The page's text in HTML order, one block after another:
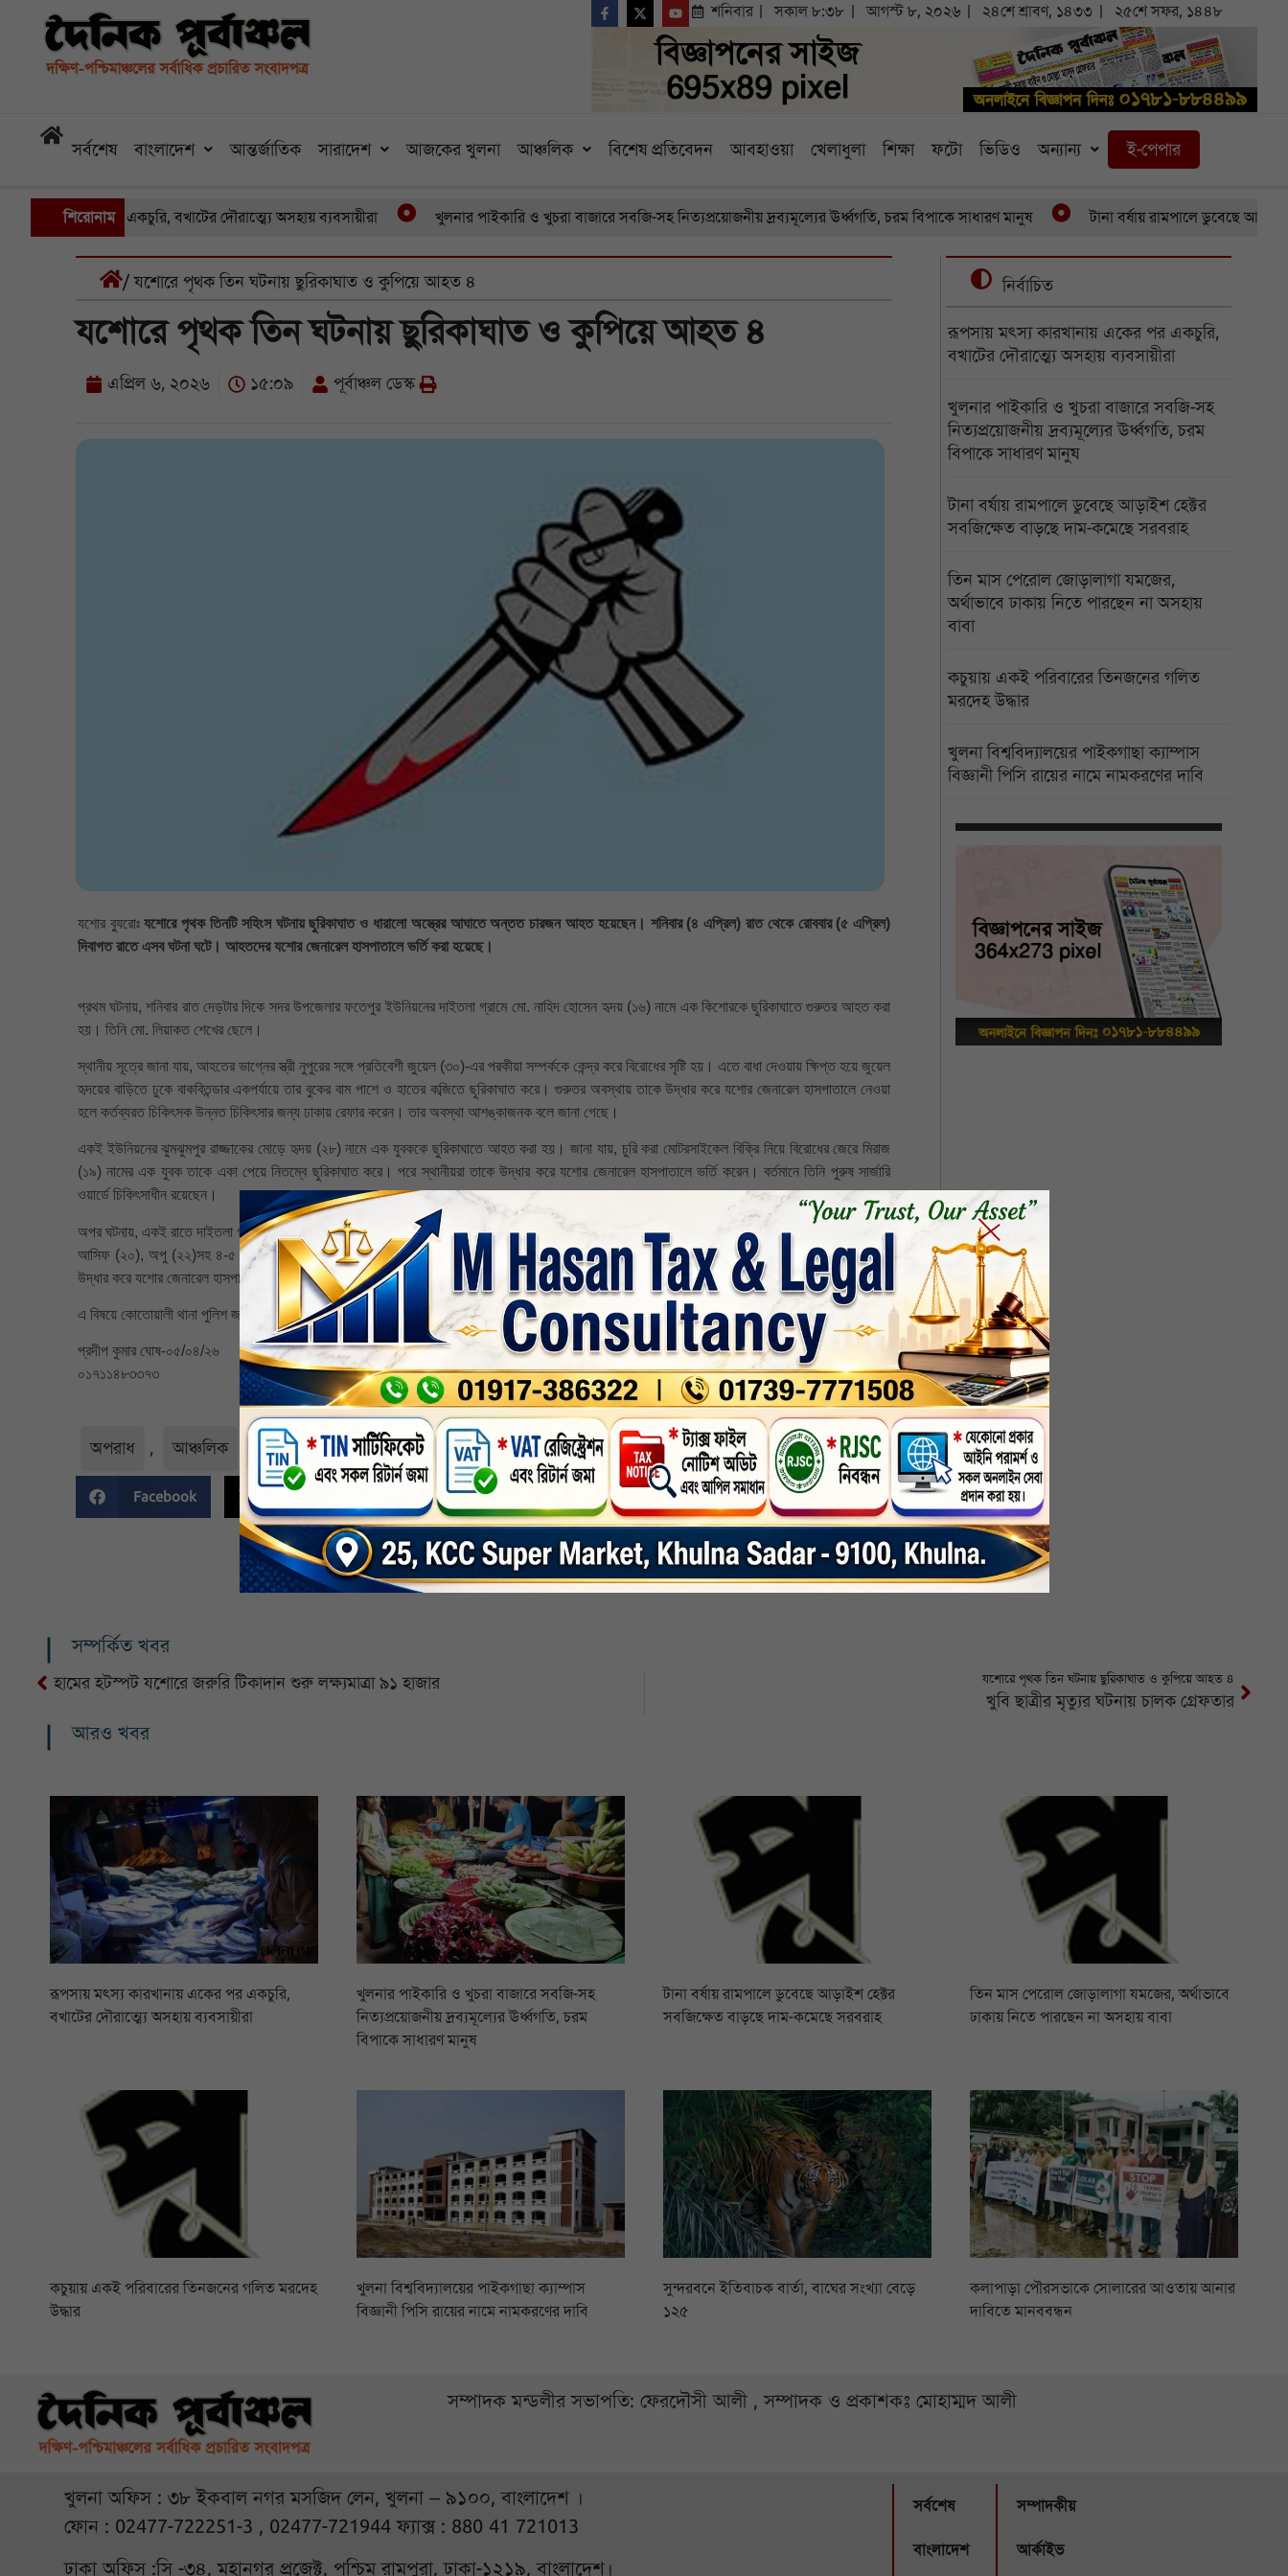
শনিবার সকাল ৮:৩৮ আগস্ট ৮, ২০২৬ ২৪শে শ্রাবণ, ১৪৩৩ ২৫শে সফর, ১৪৪৮
সর্বশেষ বাংলাদেশ আন্তর্জাতিক সারাদেশ আজকের খুলনা আঞ্চলিক বিশেষ প্রতিবেদন আবহাওয়া খেলাধুলা শিক্ষা ফটো ভিডিও অন্যান্য ই-পেপার
শিরোনাম
একের পর একচুরি, বখাটের দৌরাত্ম্যে অসহায় ব্যবসায়ীরা খুলনার পাইকারি ও খুচরা বাজারে সবজি-সহ নিত্যপ্রয়োজনীয় দ্রব্যমূল্যের ঊর্ধ্বগতি, চরম বিপাকে সাধারণ মানুষ টানা বর্ষায় রামপালে ডুবেছে আড়াইশ
/ যশোরে পৃথক তিন ঘটনায় ছুরিকাঘাত ও কুপিয়ে আহত ৪
যশোরে পৃথক তিন ঘটনায় ছুরিকাঘাত ও কুপিয়ে আহত ৪
এপ্রিল ৬, ২০২৬ ১৫:০৯ পূর্বাঞ্চল ডেস্ক
যশোর ব্যুরোঃযশোরে পৃথক তিনটি সহিংস ঘটনায় ছুরিকাঘাত ও ধারালো অস্ত্রের আঘাতে অন্তত চারজন আহত হয়েছেন। শনিবার (৪ এপ্রিল) রাত থেকে রোববার (৫ এপ্রিল)
দিবাগত রাতে এসব ঘটনা ঘটে। আহতদের যশোর জেনারেল হাসপাতালে ভর্তি করা হয়েছে।
প্রথম ঘটনায়, শনিবার রাত দেড়টার দিকে সদর উপজেলার ফতেপুর ইউনিয়নের দাইতলা গ্রামে মো. নাহিদ হোসেন হৃদয় (১৬) নামে এক কিশোরকে ছুরিকাঘাতে গুরুতর আহত করা
হয়। তিনি মো. লিয়াকত শেখের ছেলে।
স্থানীয় সূত্রে জানা যায়, আহতের ভাগ্নের স্ত্রী নুপুরের সঙ্গে প্রতিবেশী জুয়েল (৩০)-এর পরকীয়া সম্পর্ককে কেন্দ্র করে বিরোধের সৃষ্টি হয়। এতে বাধা দেওয়ায় ক্ষিপ্ত হয়ে জুয়েল
হৃদয়ের বাড়িতে ঢুকে বাকবিতন্ডার একপর্যায়ে তার বুকের বাম পাশে ও হাতের কব্জিতে ছুরিকাঘাত করে। গুরুতর অবস্থায় তাকে উদ্ধার করে যশোর জেনারেল হাসপাতালে নেওয়া
হলে কর্তব্যরত চিকিৎসক উন্নত চিকিৎসার জন্য ঢাকায় রেফার করেন। তার অবস্থা আশঙ্কাজনক বলে জানা গেছে।
একই ইউনিয়নের ঝুমঝুমপুর রাজ্জাকের মোড়ে হৃদয় (২৮) নামে এক যুবককে ছুরিকাঘাতে আহত করা হয়। জানা যায়, চুরি করা মোটরসাইকেল বিক্রি নিয়ে বিরোধের জেরে মিরাজ
(১৯) নামের এক যুবক তাকে একা পেয়ে নিতম্বে ছুরিকাঘাত করে। পরে স্থানীয়রা তাকে উদ্ধার করে যশোর জেনারেল হাসপাতালে ভর্তি করেন। বর্তমানে তিনি পুরুষ সার্জারি
ওয়ার্ডে চিকিৎসাধীন রয়েছেন।
অপর ঘটনায়, একই রাতে দাইতলা গ্রামে পূর্ব শত্রুতার জেরে আবিরন নেছা (৬০) ও তার ছেলে মো. হানিফ (৩০)-এর ওপর হামলার ঘটনা ঘটে। অভিযোগ রয়েছে, মনিরুল (৪০),
আসিফ (২০), অপু (২২)সহ ৪-৫ জনের একটি দল তাদের বাড়িতে ঢুকে রড দিয়ে পিটিয়ে এবং ধারালো চাইনিজ কুড়াল দিয়ে কুপিয়ে গুরুতর জখম করে। পরে স্বজনরা তাদের
উদ্ধার করে যশোর জেনারেল হাসপাতালে ভর্তি করেন। তারা বর্তমানে হাসপাতালে চিকিৎসাধীন আছেন।
এ বিষয়ে কোতোয়ালী থানা পুলিশ জানিয়েছে, ঘটনাগুলো খতিয়ে দেখা হচ্ছে এবং অভিযোগের ভিত্তিতে প্রয়োজনীয় আইনগত ব্যবস্থা গ্রহণ করা হবে।
প্রদীপ কুমার ঘোষ-০৫/০৪/২৬
০১৭১১৪৮৩৩৭৩
অপরাধ , আঞ্চলিক খুলনা , নির্বাচিত , যশোর জেলা , সর্বশেষ-সংবাদ
Facebook Twitter Linkedin Whatsapp Print
নির্বাচিত
রূপসায় মৎস্য কারখানায় একের পর একচুরি,
বখাটের দৌরাত্ম্যে অসহায় ব্যবসায়ীরা
খুলনার পাইকারি ও খুচরা বাজারে সবজি-সহ
নিত্যপ্রয়োজনীয় দ্রব্যমূল্যের ঊর্ধ্বগতি, চরম
বিপাকে সাধারণ মানুষ
টানা বর্ষায় রামপালে ডুবেছে আড়াইশ হেক্টর
সবজিক্ষেত বাড়ছে দাম-কমেছে সরবরাহ
তিন মাস পেরোল জোড়ালাগা যমজের,
অর্থাভাবে ঢাকায় নিতে পারছেন না অসহায়
বাবা
কচুয়ায় একই পরিবারের তিনজনের গলিত
মরদেহ উদ্ধার
খুলনা বিশ্ববিদ্যালয়ের পাইকগাছা ক্যাম্পাস
বিজ্ঞানী পিসি রায়ের নামে নামকরণের দাবি
সম্পর্কিত খবর
হামের হটস্পট যশোরে জরুরি টিকাদান শুরু লক্ষ্যমাত্রা ৯১ হাজার যশোরে পৃথক তিন ঘটনায় ছুরিকাঘাত ও কুপিয়ে আহত ৪
খুবি ছাত্রীর মৃত্যুর ঘটনায় চালক গ্রেফতার
আরও খবর
রূপসায় মৎস্য কারখানায় একের পর একচুরি,
বখাটের দৌরাত্ম্যে অসহায় ব্যবসায়ীরা
খুলনার পাইকারি ও খুচরা বাজারে সবজি-সহ
নিত্যপ্রয়োজনীয় দ্রব্যমূল্যের ঊর্ধ্বগতি, চরম
বিপাকে সাধারণ মানুষ
টানা বর্ষায় রামপালে ডুবেছে আড়াইশ হেক্টর
সবজিক্ষেত বাড়ছে দাম-কমেছে সরবরাহ
তিন মাস পেরোল জোড়ালাগা যমজের, অর্থাভাবে
ঢাকায় নিতে পারছেন না অসহায় বাবা
কচুয়ায় একই পরিবারের তিনজনের গলিত মরদেহ
উদ্ধার
খুলনা বিশ্ববিদ্যালয়ের পাইকগাছা ক্যাম্পাস
বিজ্ঞানী পিসি রায়ের নামে নামকরণের দাবি
সুন্দরবনে ইতিবাচক বার্তা, বাঘের সংখ্যা বেড়ে
১২৫
কলাপাড়া পৌরসভাকে সোলারের আওতায় আনার
দাবিতে মানববন্ধন
সম্পাদক মন্ডলীর সভাপতি: ফেরদৌসী আলী , সম্পাদক ও প্রকাশকঃ মোহাম্মদ আলী
খুলনা অফিস : ৩৮ ইকবাল নগর মসজিদ লেন, খুলনা – ৯১০০, বাংলাদেশ ।
ফোন : 02477-722251-3 , 02477-721944 ফ্যাক্স : 880 41 721013
ঢাকা অফিস :সি -৩৪, মহানগর প্রজেক্ট, পশ্চিম রামপুরা, ঢাকা-১২১৯, বাংলাদেশ।
সর্বশেষ
বাংলাদেশ
সম্পাদকীয়
আর্কাইভ